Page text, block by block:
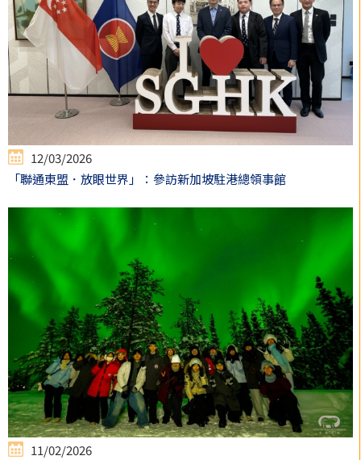
12/03/2026
「聯通東盟．放眼世界」：參訪新加坡駐港總領事館
11/02/2026